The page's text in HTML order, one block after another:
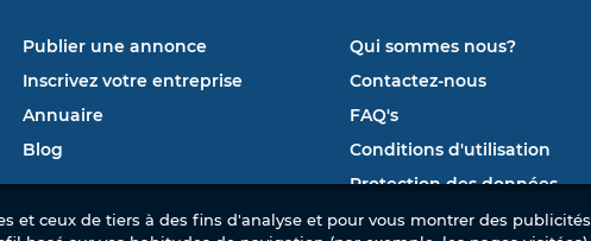
Publier une annonce
Inscrivez votre entreprise
Annuaire
Blog
Qui sommes nous?
Contactez-nous
FAQ's
Conditions d'utilisation
Protection des données
et ceux de tiers à des fins d'analyse et pour vous montrer des publicités